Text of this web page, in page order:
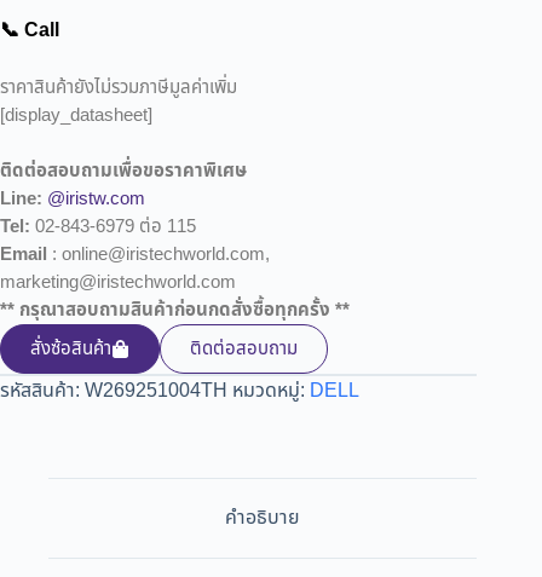
📞 Call
ราคาสินค้ายังไม่รวมภาษีมูลค่าเพิ่ม
[display_datasheet]
ติดต่อสอบถามเพื่อขอราคาพิเศษ
Line: @iristw.com
Tel: 02-843-6979 ต่อ 115
Email : online@iristechworld.com,
marketing@iristechworld.com
** กรุณาสอบถามสินค้าก่อนกดสั่งซื้อทุกครั้ง **
สั่งซ้อสินค้า
ติดต่อสอบถาม
รหัสสินค้า: W269251004TH หมวดหมู่: DELL
คำอธิบาย